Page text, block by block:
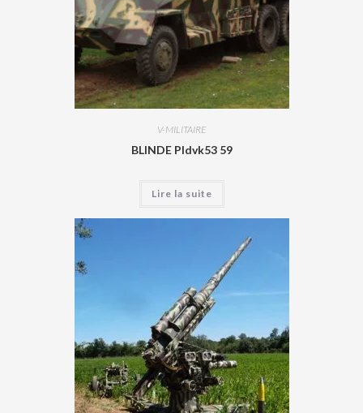
V-MILITAIRE
BLINDE Pldvk53 59
Lire la suite